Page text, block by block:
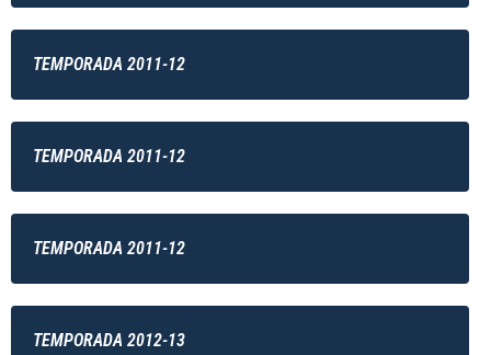
TEMPORADA 2011-12
TEMPORADA 2011-12
TEMPORADA 2011-12
TEMPORADA 2012-13